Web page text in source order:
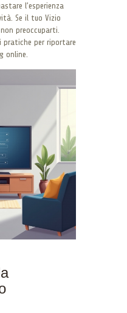
l’esperienza
Se il tuo Vizio
preoccuparti.
pratiche per riportare
online.